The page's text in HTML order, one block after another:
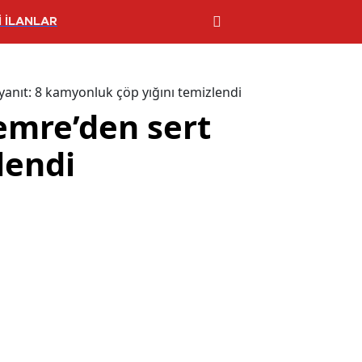
İLANLAR
8 kamyonluk çöp yığını temizlendi
sert